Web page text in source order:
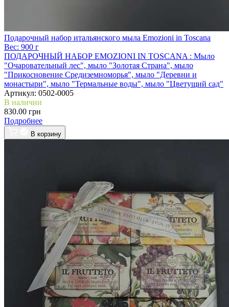
Подарочный набор итальянского мыла Emozioni in Toscana
Вес: 900 г
ПОДАРОЧНЫЙ НАБОР EMOZIONI IN TOSCANA : Мыло
"Очаровательный лес", мыло "Золотая Страна", мыло
"Прикосновение Средиземноморья", мыло "Деревни и
монастыри", мыло "Термальные воды", мыло "Цветущий сад"
Артикул: 0502-0005
В наличии
830.00 грн
Подробнее
В корзину